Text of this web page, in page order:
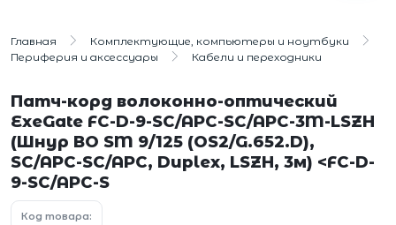
Главная
Комплектующие, компьютеры и ноутбуки
Периферия и аксессуары
Кабели и переходники
Патч-корд волоконно-оптический
ExeGate FC-D-9-SC/APC-SC/APC-3M-LSZH
(Шнур ВО SM 9/125 (OS2/G.652.D),
SC/APC-SC/APC, Duplex, LSZH, 3м) <FC-D-
9-SC/APC-S
Код товара: